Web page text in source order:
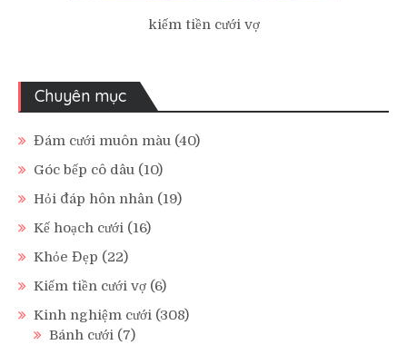
kiếm tiền cưới vợ
Chuyên mục
Đám cưới muôn màu (40)
Góc bếp cô dâu (10)
Hỏi đáp hôn nhân (19)
Kế hoạch cưới (16)
Khỏe Đẹp (22)
Kiếm tiền cưới vợ (6)
Kinh nghiệm cưới (308)
Bánh cưới (7)